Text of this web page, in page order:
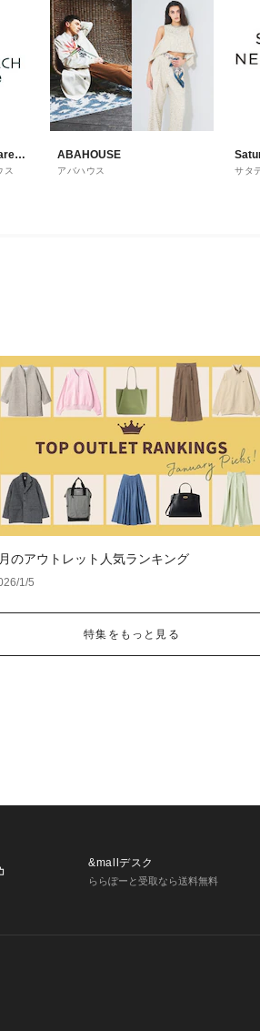
ス
ABAHOUSE
アバハウス サタ
のアウトレット人気ランキング
1/5
特集をもっと見る
&mallデスク
ららぽーと受取なら送料無料